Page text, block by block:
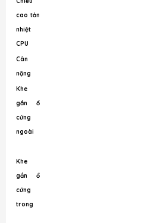
cao tản
nhiệt
CPU
Cân
nặng
Khe
gắn ổ
cứng
ngoài
Khe
gắn ổ
cứng
trong